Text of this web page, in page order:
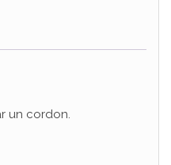
un cordon.